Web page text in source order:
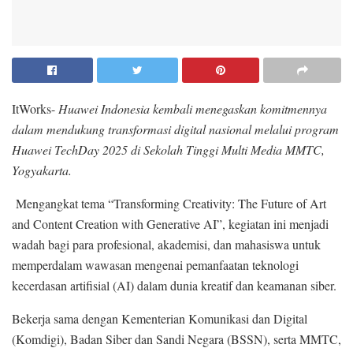
ItWorks- Huawei Indonesia kembali menegaskan komitmennya
dalam mendukung transformasi digital nasional melalui program
Huawei TechDay 2025 di Sekolah Tinggi Multi Media MMTC,
Yogyakarta.
Mengangkat tema “Transforming Creativity: The Future of Art
and Content Creation with Generative AI”, kegiatan ini menjadi
wadah bagi para profesional, akademisi, dan mahasiswa untuk
memperdalam wawasan mengenai pemanfaatan teknologi
kecerdasan artifisial (AI) dalam dunia kreatif dan keamanan siber.
Bekerja sama dengan Kementerian Komunikasi dan Digital
(Komdigi), Badan Siber dan Sandi Negara (BSSN), serta MMTC,